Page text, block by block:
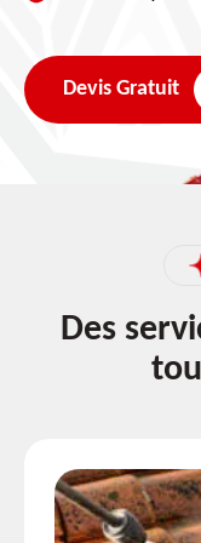
Devis Gratuit
Des